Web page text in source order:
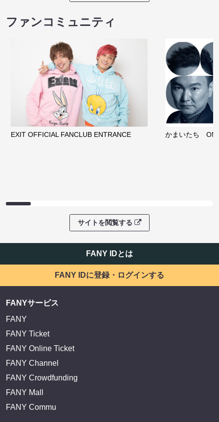
ファンコミュニティ
EXIT OFFICIAL FANCLUB ENTRANCE かまいたち
サイトを閲覧する
FANY IDとは
FANY IDに登録・ログインする
FANYサービス
FANY
FANY Ticket
FANY Online Ticket
FANY Channel
FANY Crowdfunding
FANY Mall
FANY Commu